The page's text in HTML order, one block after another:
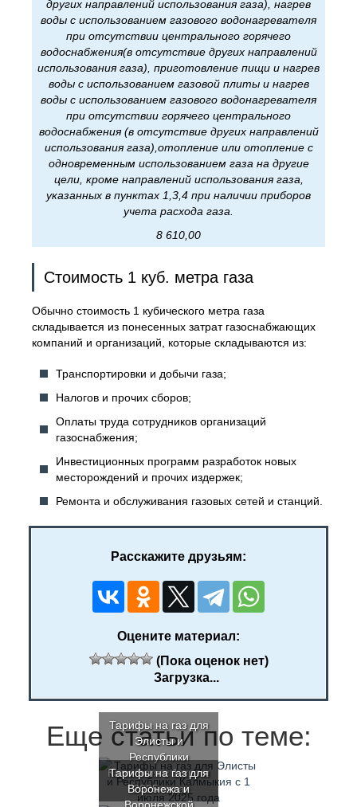
других направлений использования газа), нагрев
воды с использованием газового водонагревателя
при отсутствии центрального горячего
водоснабжения(в отсутствие других направлений
использования газа), приготовление пищи и нагрев
воды с использованием газовой плиты и нагрев
воды с использованием газового водонагревателя
при отсутствии горячего центрального
водоснабжения (в отсутствие других направлений
использования газа),отопление или отопление с
одновременным использованием газа на другие
цели, кроме направлений использования газа,
указанных в пунктах 1,3,4 при наличии приборов
учета расхода газа.
8 610,00
Стоимость 1 куб. метра газа
Обычно стоимость 1 кубического метра газа
складывается из понесенных затрат газоснабжающих
компаний и организаций, которые складываются из:
Транспортировки и добычи газа;
Налогов и прочих сборов;
Оплаты труда сотрудников организаций
газоснабжения;
Инвестиционных программ разработок новых
месторождений и прочих издержек;
Ремонта и обслуживания газовых сетей и станций.
Расскажите друзьям:
Оцените материал:
(Пока оценок нет)
Загрузка...
Еще статьи по теме:
Тарифы на газ для
Элисты и
Республики
Калмыкия с 1 июля
2025 года
Тарифы на газ для
Воронежа и